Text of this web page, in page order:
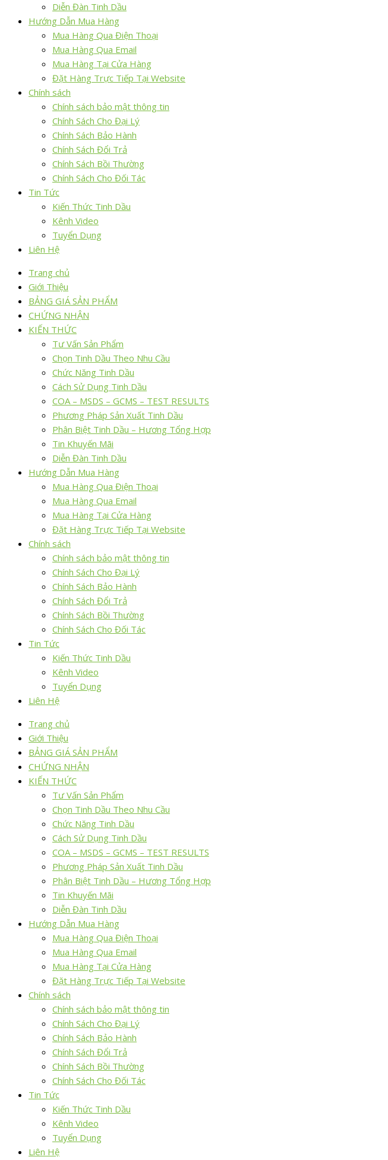
Diễn Đàn Tinh Dầu
Hướng Dẫn Mua Hàng
Mua Hàng Qua Điện Thoại
Mua Hàng Qua Email
Mua Hàng Tại Cửa Hàng
Đặt Hàng Trực Tiếp Tại Website
Chính sách
Chính sách bảo mật thông tin
Chính Sách Cho Đại Lý
Chính Sách Bảo Hành
Chính Sách Đổi Trả
Chính Sách Bồi Thường
Chính Sách Cho Đối Tác
Tin Tức
Kiến Thức Tinh Dầu
Kênh Video
Tuyển Dụng
Liên Hệ
Trang chủ
Giới Thiệu
BẢNG GIÁ SẢN PHẨM
CHỨNG NHẬN
KIẾN THỨC
Tư Vấn Sản Phẩm
Chọn Tinh Dầu Theo Nhu Cầu
Chức Năng Tinh Dầu
Cách Sử Dụng Tinh Dầu
COA – MSDS – GCMS – TEST RESULTS
Phương Pháp Sản Xuất Tinh Dầu
Phân Biệt Tinh Dầu – Hương Tổng Hợp
Tin Khuyến Mãi
Diễn Đàn Tinh Dầu
Hướng Dẫn Mua Hàng
Mua Hàng Qua Điện Thoại
Mua Hàng Qua Email
Mua Hàng Tại Cửa Hàng
Đặt Hàng Trực Tiếp Tại Website
Chính sách
Chính sách bảo mật thông tin
Chính Sách Cho Đại Lý
Chính Sách Bảo Hành
Chính Sách Đổi Trả
Chính Sách Bồi Thường
Chính Sách Cho Đối Tác
Tin Tức
Kiến Thức Tinh Dầu
Kênh Video
Tuyển Dụng
Liên Hệ
Trang chủ
Giới Thiệu
BẢNG GIÁ SẢN PHẨM
CHỨNG NHẬN
KIẾN THỨC
Tư Vấn Sản Phẩm
Chọn Tinh Dầu Theo Nhu Cầu
Chức Năng Tinh Dầu
Cách Sử Dụng Tinh Dầu
COA – MSDS – GCMS – TEST RESULTS
Phương Pháp Sản Xuất Tinh Dầu
Phân Biệt Tinh Dầu – Hương Tổng Hợp
Tin Khuyến Mãi
Diễn Đàn Tinh Dầu
Hướng Dẫn Mua Hàng
Mua Hàng Qua Điện Thoại
Mua Hàng Qua Email
Mua Hàng Tại Cửa Hàng
Đặt Hàng Trực Tiếp Tại Website
Chính sách
Chính sách bảo mật thông tin
Chính Sách Cho Đại Lý
Chính Sách Bảo Hành
Chính Sách Đổi Trả
Chính Sách Bồi Thường
Chính Sách Cho Đối Tác
Tin Tức
Kiến Thức Tinh Dầu
Kênh Video
Tuyển Dụng
Liên Hệ